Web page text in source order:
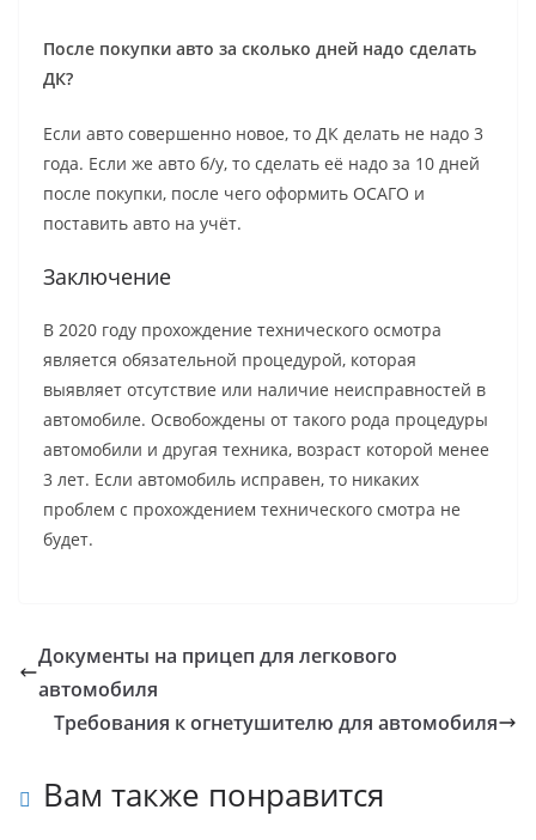
После покупки авто за сколько дней надо сделать
ДК?
Если авто совершенно новое, то ДК делать не надо 3
года. Если же авто б/у, то сделать её надо за 10 дней
после покупки, после чего оформить ОСАГО и
поставить авто на учёт.
Заключение
В 2020 году прохождение технического осмотра
является обязательной процедурой, которая
выявляет отсутствие или наличие неисправностей в
автомобиле. Освобождены от такого рода процедуры
автомобили и другая техника, возраст которой менее
3 лет. Если автомобиль исправен, то никаких
проблем с прохождением технического смотра не
будет.
Документы на прицеп для легкового
автомобиля
Требования к огнетушителю для автомобиля
Вам также понравится